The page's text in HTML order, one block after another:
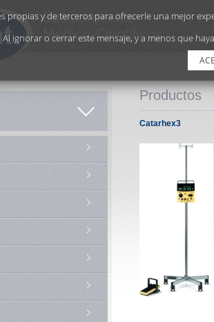
Productos
Catarhex3
propias y de terceros para ofrecerle una mejor
Al ignorar o cerrar este mensaje, y a menos que